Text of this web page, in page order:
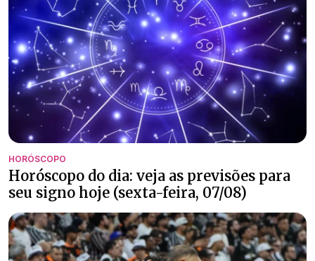
HORÓSCOPO
Horóscopo do dia: veja as previsões para
seu signo hoje (sexta-feira, 07/08)